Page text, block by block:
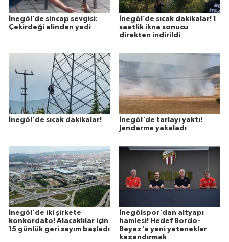
İnegöl’de sincap sevgisi:
Çekirdeği elinden yedi
İnegöl’de sıcak dakikalar! 1
saatlik ikna sonucu
direkten indirildi
İnegöl'de sıcak dakikalar!
İnegöl'de tarlayı yaktı!
Jandarma yakaladı
İnegöl'de iki şirkete
konkordato! Alacaklılar için
15 günlük geri sayım başladı
İnegölspor'dan altyapı
hamlesi! Hedef Bordo-
Beyaz'a yeni yetenekler
kazandırmak